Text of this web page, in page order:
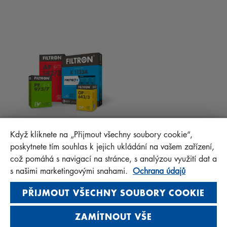
FAQ
MANN+HUMMEL FT Poland
Sp. z o. o. Sp. k.
ul. Wrocławska 145, 63-800 GOSTYŃ, POLAND
Privacy Statement
Imprint
Když kliknete na „Přijmout všechny soubory cookie“,
poskytnete tím souhlas k jejich ukládání na vašem zařízení,
což pomáhá s navigací na stránce, s analýzou využití dat a
s našimi marketingovými snahami. Ochrana údajů
PŘIJMOUT VŠECHNY SOUBORY COOKIE
ZAMÍTNOUT VŠE